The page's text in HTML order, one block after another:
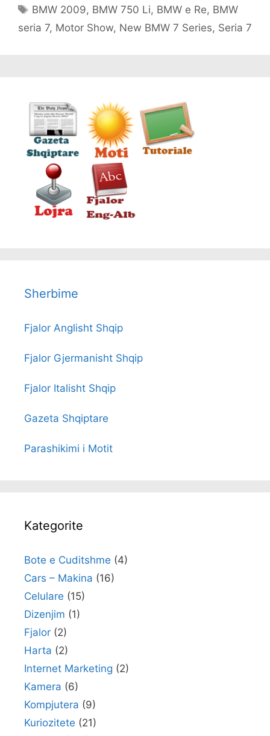
Tags
BMW 2009, BMW 750 Li, BMW e Re, BMW
seria 7, Motor Show, New BMW 7 Series, Seria 7
Sherbime
Fjalor Anglisht Shqip
Fjalor Gjermanisht Shqip
Fjalor Italisht Shqip
Gazeta Shqiptare
Parashikimi i Motit
Kategorite
Bote e Cuditshme (4)
Cars – Makina (16)
Celulare (15)
Dizenjim (1)
Fjalor (2)
Harta (2)
Internet Marketing (2)
Kamera (6)
Kompjutera (9)
Kuriozitete (21)